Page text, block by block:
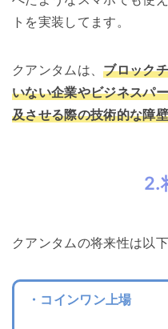
トを実装してます。
クアンタムは、ブロック
いない企業やビジネスパ
及させる際の技術的な障
2.
クアンタムの将来性は以
・コインワン上場